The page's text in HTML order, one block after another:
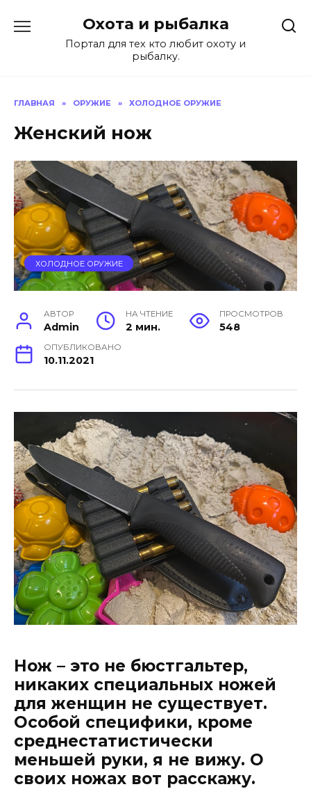
содержанию
Охота и рыбалка
Портал для тех кто любит охоту и
рыбалку.
ГЛАВНАЯ » ОРУЖИЕ » ХОЛОДНОЕ ОРУЖИЕ
Женский нож
ХОЛОДНОЕ ОРУЖИЕ
АВТОР
Admin
НА ЧТЕНИЕ
2 мин.
ПРОСМОТРОВ
548
ОПУБЛИКОВАНО
10.11.2021
Нож – это не бюстгальтер,
никаких специальных ножей
для женщин не существует.
Особой специфики, кроме
среднестатистически
меньшей руки, я не вижу. О
своих ножах вот расскажу.